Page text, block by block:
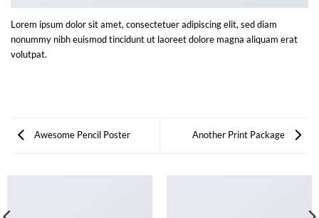
Lorem ipsum dolor sit amet, consectetuer adipiscing elit, sed diam
nonummy nibh euismod tincidunt ut laoreet dolore magna aliquam erat
volutpat.
Awesome Pencil Poster Another Print Package